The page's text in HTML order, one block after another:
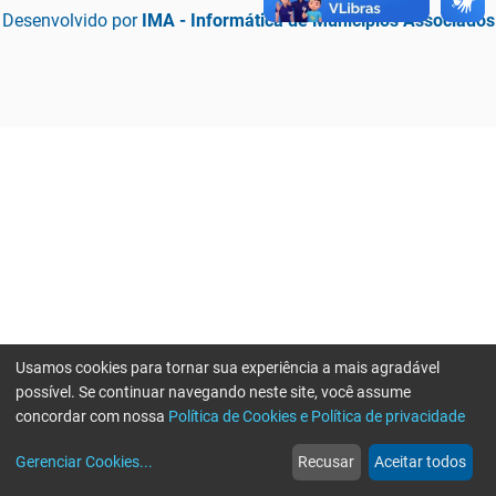
Desenvolvido por IMA - Informática de Municípios Associados
web
Notícias
more_horiz
Mais
Usamos cookies para tornar sua experiência a mais agradável
possível. Se continuar navegando neste site, você assume
concordar com nossa Política de Cookies e Política de privacidade
Gerenciar Cookies... Recusar Aceitar todos
Erro ao enviar informações, por favor tente novamente